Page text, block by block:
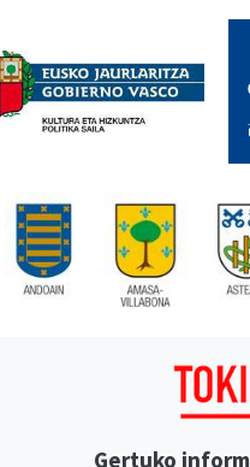
Gertuko